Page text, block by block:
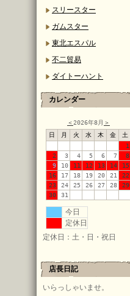
スリースター
ガムスター
東北エスパル
不二貿易
ダイトーハント
カレンダー
＜2026年8月 ＞
日
月 火 水 木 金
土
1
2
3 4 5 6 7
8
9
10 11 12 13 14
15
16
17 18 19 20 21
22
23
24 25 26 27 28
29
30
31
今日
定休日
定休日：土・日・祝日
店長日記
いらっしゃいませ。